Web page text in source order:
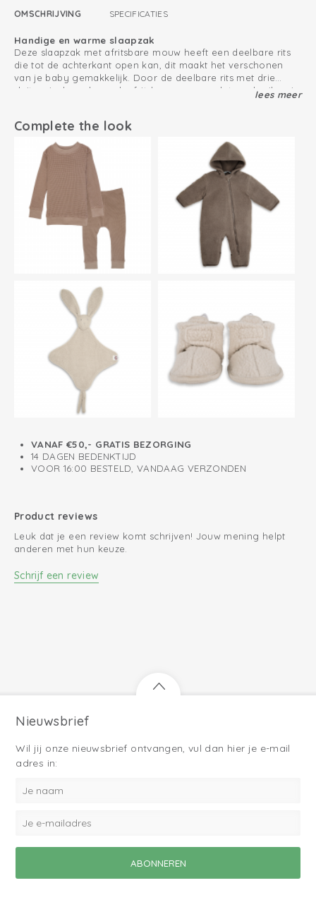
OMSCHRIJVING SPECIFICATIES
Handige en warme slaapzak
Deze slaapzak met afritsbare mouw heeft een deelbare rits
die tot de achterkant open kan, dit maakt het verschonen
van je baby gemakkelijk. Door de deelbare rits met drie
sluiters is deze slaapzak afritsbare mouw ook te gebruiken in
het Oeko-Tex keurmerk. De slaapzak heeft afritsbare
mouwen en een TOG waarde van 2,4, waardoor hij in ieder
seizoen te gebruiken is. De kleinste maat 50/62 heeft
krabwantjes die ervoor zorgen dat je baby zichzelf niet open
krabt. Deze slaapzak is voor baby’s vanaf geboorte tot en
met 3 jaar te gebruiken.
Voor een heerlijk nachtrust kan je slaapzak combineren met
een romper met korte of lange mouwen.
2.4 TOG
Deelbare rits met 3 sluiters voor gebruik in autostoel
Sluit goed aan op de nek en armen
Maat 50/62 heeft krabwantjes die voorkomen dat je baby
lees meer
Complete the look
VANAF €50,- GRATIS BEZORGING
14 DAGEN BEDENKTIJD
VOOR 16:00 BESTELD, VANDAAG VERZONDEN
Product reviews
Leuk dat je een review komt schrijven! Jouw mening helpt
anderen met hun keuze.
Schrijf een review
Nieuwsbrief
Wil jij onze nieuwsbrief ontvangen, vul dan hier je e-mail
adres in: